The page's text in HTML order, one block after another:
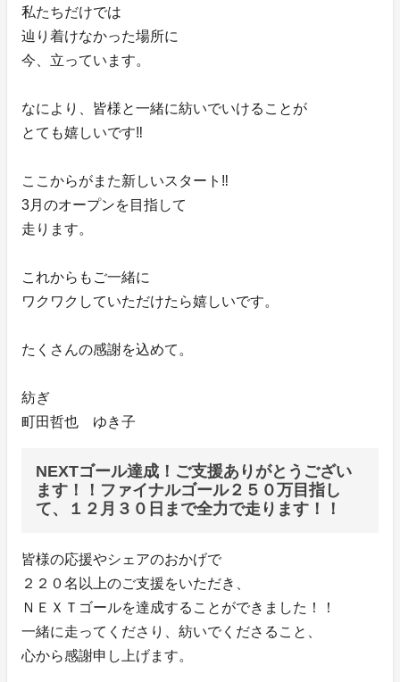
私たちだけでは
辿り着けなかった場所に
今、立っています。
なにより、皆様と一緒に紡いでいけることが
とても嬉しいです‼️
ここからがまた新しいスタート‼️
3月のオープンを目指して
走ります。
これからもご一緒に
ワクワクしていただけたら嬉しいです。
たくさんの感謝を込めて。
紡ぎ
町田哲也 ゆき子
NEXTゴール達成！ご支援ありがとうござい
ます！！ファイナルゴール２５０万目指し
て、１２月３０日まで全力で走ります！！
皆様の応援やシェアのおかげで
２２０名以上のご支援をいただき、
ＮＥＸＴゴールを達成することができました！！
一緒に走ってくださり、紡いでくださること、
心から感謝申し上げます。